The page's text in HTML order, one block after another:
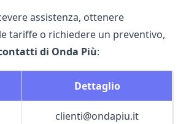
assistenza, ottenere
tariffe o richiedere un preventivo,
di Onda Più:
Dettaglio
clienti@ondapiu.it